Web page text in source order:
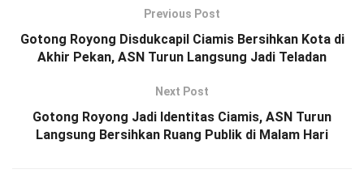
Previous Post
Gotong Royong Disdukcapil Ciamis Bersihkan Kota di
Akhir Pekan, ASN Turun Langsung Jadi Teladan
Next Post
Gotong Royong Jadi Identitas Ciamis, ASN Turun
Langsung Bersihkan Ruang Publik di Malam Hari